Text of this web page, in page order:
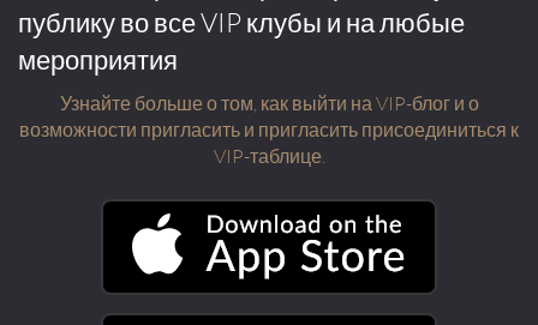
публику во все VIP клубы и на любые
мероприятия
Узнайте больше о том, как выйти на VIP-блог и о
возможности пригласить и пригласить присоединиться к
VIP-таблице.